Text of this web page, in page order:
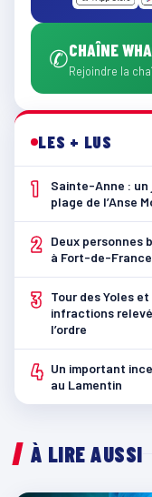
✆CHAÎNE
Rejoindre la
LES + LUS
1
Sainte-Anne : un
plage de l’Anse
2
Deux personnes
à Fort-de-France
3
Tour des Yoles
infractions
l’ordre
4 Un important
au Lamentin
À LIRE AUSSI